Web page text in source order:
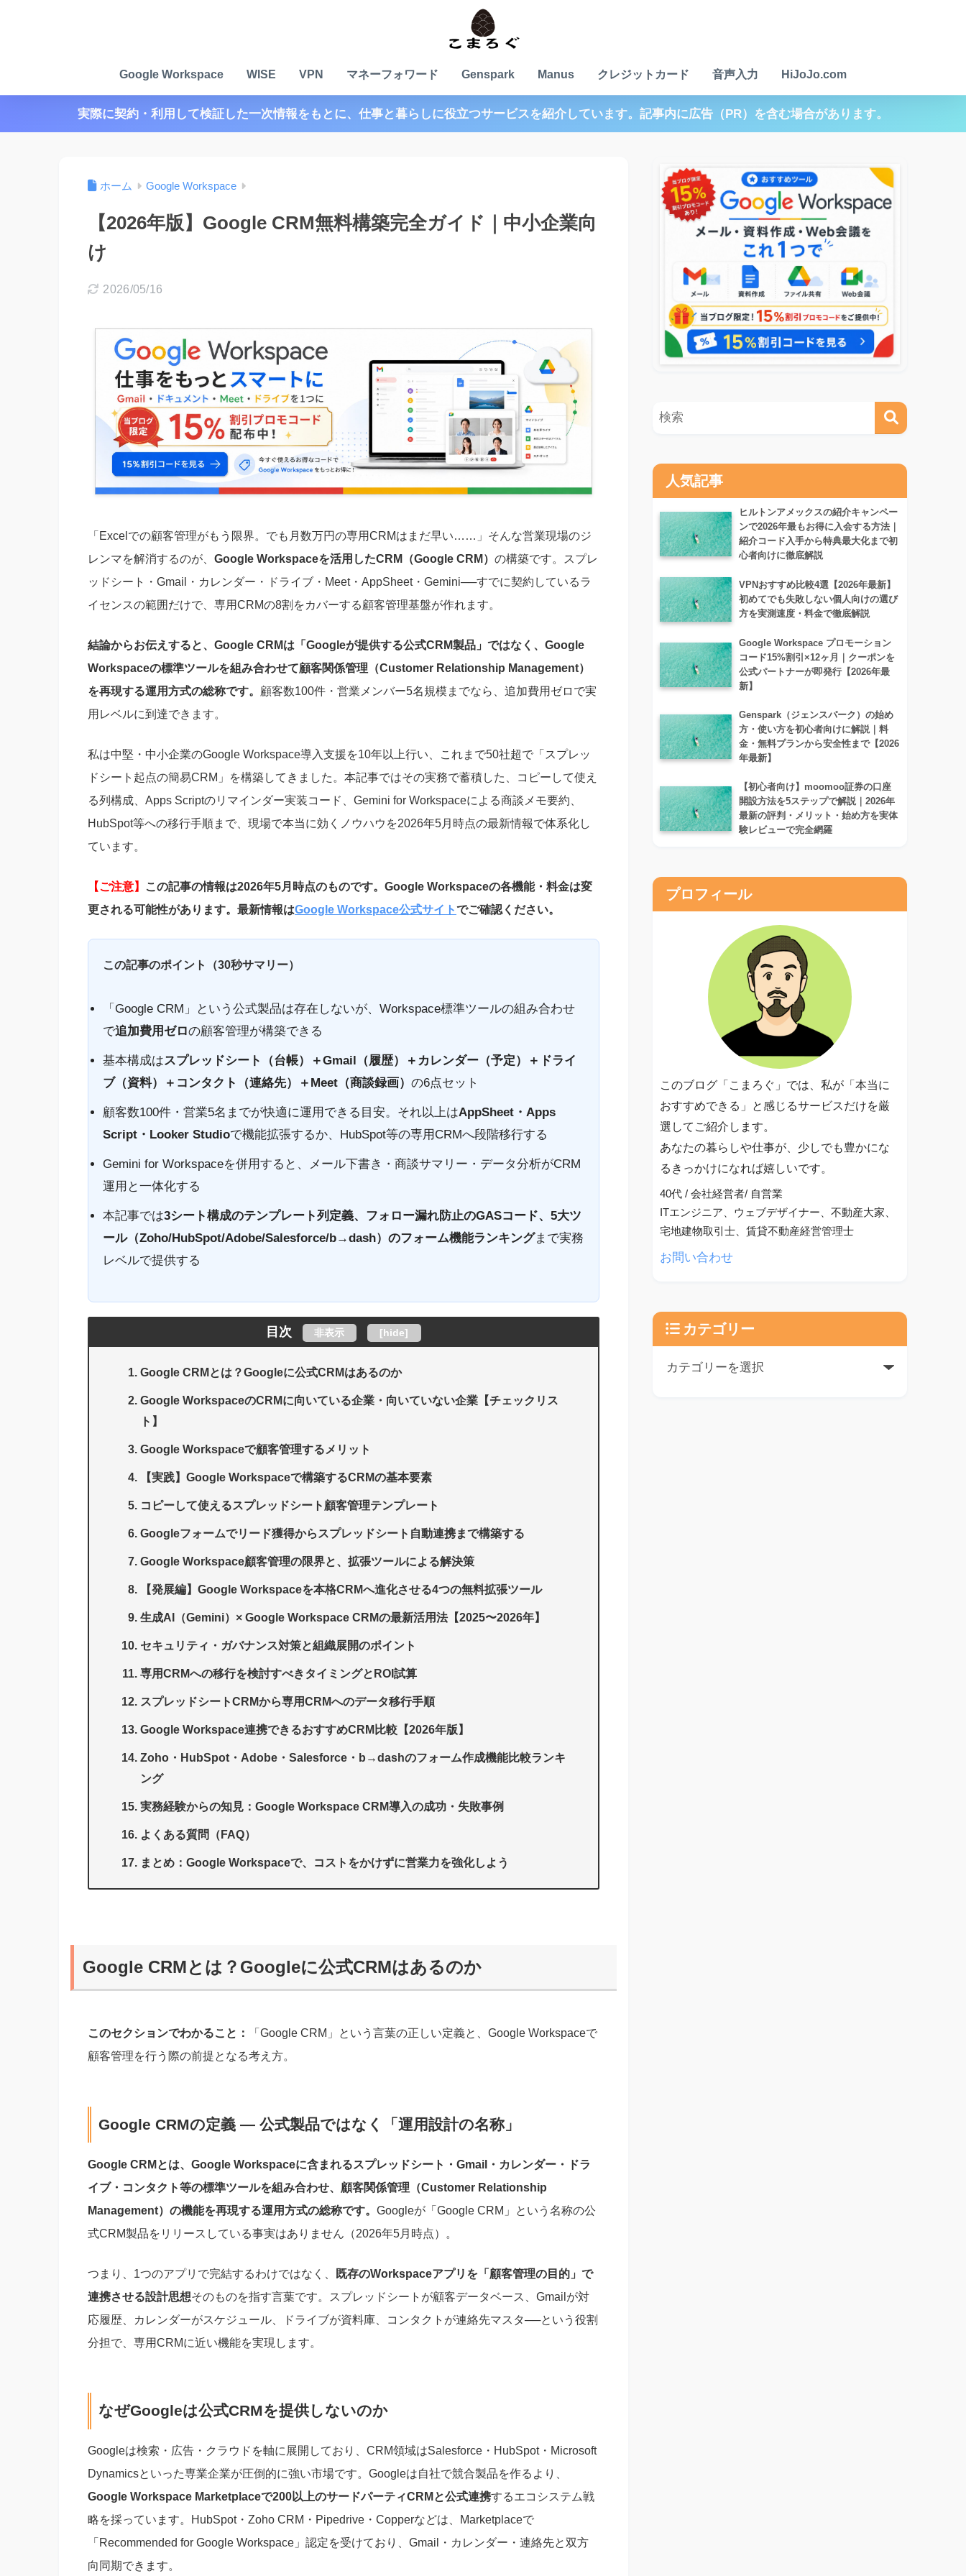
Google Workspace WISE VPN マネーフォワード Genspark Manus クレジットカード 音声入力 HiJoJo.com
実際に契約・利用して検証した一次情報をもとに、仕事と暮らしに役立つサービスを紹介しています。記事内に広告（PR）を含む場合があります。
ホーム Google Workspace
【2026年版】Google CRM無料構築完全ガイド｜中小企業向
け
2026/05/16
「Excelでの顧客管理がもう限界。でも月数万円の専用CRMはまだ早い……」そんな営業現場のジ
レンマを解消するのが、 Google Workspaceを活用したCRM（Google CRM） の構築です。スプレ
ッドシート・Gmail・カレンダー・ドライブ・Meet・AppSheet・Gemini──すでに契約しているラ
イセンスの範囲だけで、専用CRMの8割をカバーする顧客管理基盤が作れます。
結論からお伝えすると、Google CRMは「Googleが提供する公式CRM製品」ではなく、Google
Workspaceの標準ツールを組み合わせて顧客関係管理（Customer Relationship Management）
を再現する運用方式の総称です。 顧客数100件・営業メンバー5名規模までなら、追加費用ゼロで実
用レベルに到達できます。
私は中堅・中小企業のGoogle Workspace導入支援を10年以上行い、これまで50社超で「スプレッ
ドシート起点の簡易CRM」を構築してきました。本記事ではその実務で蓄積した、コピーして使え
る列構成、Apps Scriptのリマインダー実装コード、Gemini for Workspaceによる商談メモ要約、
HubSpot等への移行手順まで、現場で本当に効くノウハウを2026年5月時点の最新情報で体系化し
ています。
【ご注意】
この記事の情報は2026年5月時点のものです。Google Workspaceの各機能・料金は変
更される可能性があります。最新情報はGoogle Workspace公式サイトでご確認ください。
この記事のポイント（30秒サマリー）
「Google CRM」という公式製品は存在しないが、Workspace標準ツールの組み合わせ
で追加費用ゼロの顧客管理が構築できる
基本構成はスプレッドシート（台帳）＋Gmail（履歴）＋カレンダー（予定）＋ドライ
ブ（資料）＋コンタクト（連絡先）＋Meet（商談録画） の6点セット
顧客数100件・営業5名までが快適に運用できる目安。それ以上はAppSheet・Apps
Script・Looker Studioで機能拡張するか、HubSpot等の専用CRMへ段階移行する
Gemini for Workspaceを併用すると、メール下書き・商談サマリー・データ分析がCRM
運用と一体化する
本記事では3シート構成のテンプレート列定義、フォロー漏れ防止のGASコード、5大ツ
ール（Zoho/HubSpot/Adobe/Salesforce/b→dash）のフォーム機能ランキングまで実務
レベルで提供する
目次 非表示 [hide]
Google CRMとは？Googleに公式CRMはあるのか
Google WorkspaceのCRMに向いている企業・向いていない企業【チェックリス
ト】
Google Workspaceで顧客管理するメリット
【実践】Google Workspaceで構築するCRMの基本要素
コピーして使えるスプレッドシート顧客管理テンプレート
Googleフォームでリード獲得からスプレッドシート自動連携まで構築する
Google Workspace顧客管理の限界と、拡張ツールによる解決策
【発展編】Google Workspaceを本格CRMへ進化させる4つの無料拡張ツール
生成AI（Gemini）× Google Workspace CRMの最新活用法【2025〜2026年】
セキュリティ・ガバナンス対策と組織展開のポイント
専用CRMへの移行を検討すべきタイミングとROI試算
スプレッドシートCRMから専用CRMへのデータ移行手順
Google Workspace連携できるおすすめCRM比較【2026年版】
Zoho・HubSpot・Adobe・Salesforce・b→dashのフォーム作成機能比較ランキ
ング
実務経験からの知見：Google Workspace CRM導入の成功・失敗事例
よくある質問（FAQ）
まとめ：Google Workspaceで、コストをかけずに営業力を強化しよう
Google CRMとは？Googleに公式CRMはあるのか
このセクションでわかること：
「Google CRM」という言葉の正しい定義と、Google Workspaceで
顧客管理を行う際の前提となる考え方。
Google CRMの定義 — 公式製品ではなく「運用設計の名称」
Google CRMとは、Google Workspaceに含まれるスプレッドシート・Gmail・カレンダー・ドラ
イブ・コンタクト等の標準ツールを組み合わせ、顧客関係管理（Customer Relationship
Management）の機能を再現する運用方式の総称です。 Googleが「Google CRM」という名称の公
式CRM製品をリリースしている事実はありません（2026年5月時点）。
つまり、1つのアプリで完結するわけではなく、
既存のWorkspaceアプリを「顧客管理の目的」で
連携させる設計思想そのものを指す言葉です。スプレッドシートが顧客データベース、Gmailが対
応履歴、カレンダーがスケジュール、ドライブが資料庫、コンタクトが連絡先マスタ──という役割
分担で、専用CRMに近い機能を実現します。
なぜGoogleは公式CRMを提供しないのか
Googleは検索・広告・クラウドを軸に展開しており、CRM領域はSalesforce・HubSpot・Microsoft
Dynamicsといった専業企業が圧倒的に強い市場です。Googleは自社で競合製品を作るより、
Google Workspace Marketplaceで200以上のサードパーティCRMと公式連携するエコシステム戦
略を採っています。HubSpot・Zoho CRM・Pipedrive・Copperなどは、Marketplaceで
「Recommended for Google Workspace」認定を受けており、Gmail・カレンダー・連絡先と双方
向同期できます。
人気記事
ヒルトンアメックスの紹介キャンペー
ンで2026年最もお得に入会する方法｜
紹介コード入手から特典最大化まで初
心者向けに徹底解説
VPNおすすめ比較4選【2026年最新】
初めてでも失敗しない個人向けの選び
方を実測速度・料金で徹底解説
Google Workspace プロモーション
コード15%割引×12ヶ月｜クーポンを
公式パートナーが即発行【2026年最
新】
Genspark（ジェンスパーク）の始め
方・使い方を初心者向けに解説｜料
金・無料プランから安全性まで【2026
年最新】
【初心者向け】moomoo証券の口座
開設方法を5ステップで解説｜2026年
最新の評判・メリット・始め方を実体
験レビューで完全網羅
プロフィール
このブログ「こまろぐ」では、私が「本当に
おすすめできる」と感じるサービスだけを厳
選してご紹介します。
あなたの暮らしや仕事が、少しでも豊かにな
るきっかけになれば嬉しいです。
40代 / 会社経営者/ 自営業
ITエンジニア、ウェブデザイナー、不動産大家、
宅地建物取引士、賃貸不動産経営管理士
お問い合わせ
カテゴリー